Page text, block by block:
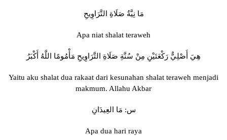
مَا نِيَّةُ صَلَاةِ التَّرَاوِيحِ
Apa niat shalat teraweh
هِيَ أَصْلِيٌّ رَكْعَتَيْنِ مِنْ سُنَّةِ صَلَاةِ التَّرَاوِيحِ مَأْمُومًا اللَّهُ أَكْبَرُ
Yaitu aku shalat dua rakaat dari kesunahan shalat teraweh menjadi
makmum. Allahu Akbar
س: مَا العِيدَانِ
Apa dua hari raya